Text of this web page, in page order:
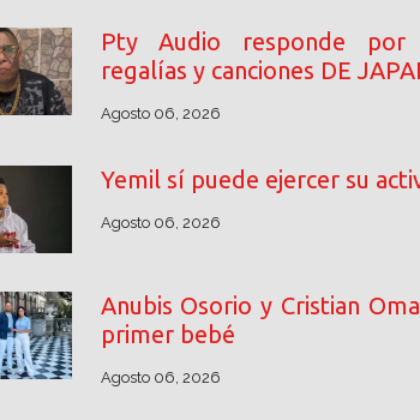
Pty Audio responde por
regalías y canciones DE
Agosto 06, 2026
Yemil sí puede ejercer su
Agosto 06, 2026
Anubis Osorio y Cristian
primer bebé
Agosto 06, 2026